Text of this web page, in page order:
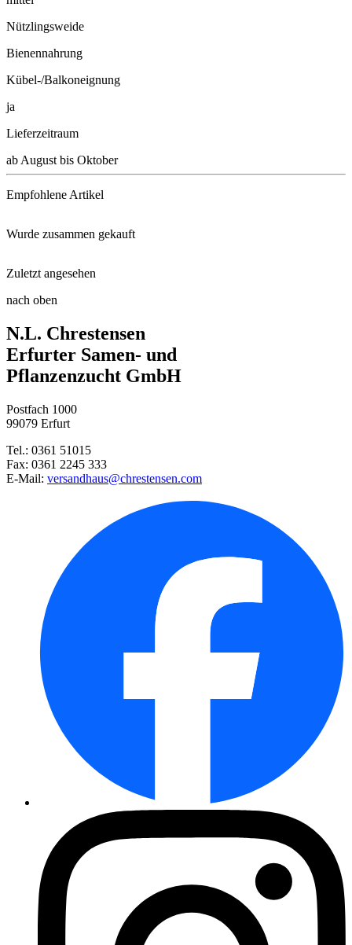
Nützlingsweide
Bienennahrung
Kübel-/Balkoneignung
ja
Lieferzeitraum
ab August bis Oktober
Empfohlene Artikel
Kleingrubber
Wurde zusammen gekauft
Polsterphlox Atropurpurea
Staudenphlox Candy Stripes
Strauß-Steinbrech Southside Se ...
Wiesen-Salbei
Polsterphlox Fabulous White
Quirlblütiger Salbei Purple Ra ...
Winterharte Knospenheide Garde ...
Zuletzt angesehen
Polsterphlox Emerald Cushion B ...
nach oben
N.L. Chrestensen
Erfurter Samen- und
Pflanzenzucht GmbH
Postfach 1000
99079 Erfurt
Tel.: 0361 51015
Fax: 0361 2245 333
E-Mail: versandhaus@chrestensen.com